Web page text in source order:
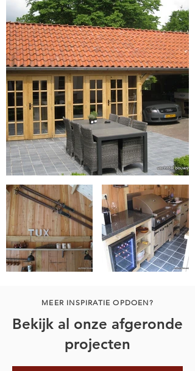
MEER INSPIRATIE OPDOEN?
Bekijk al onze afgeronde
projecten